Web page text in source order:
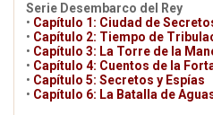
Serie Desembarco del Rey
• Capítulo 1: Ciudad de
• Capítulo 2: Tiempo de
• Capítulo 3: La Torre de la
• Capítulo 4: Cuentos de la
• Capítulo 5: Secretos y Espías
• Capítulo 6: La Batalla de